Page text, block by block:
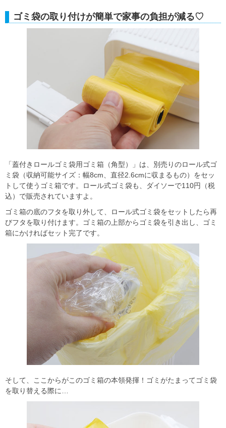
ゴミ袋の取り付けが簡単で家事の負担が減る♡
「蓋付きロールゴミ袋用ゴミ箱（角型）」は、別売りのロール式ゴ
ミ袋（収納可能サイズ：幅8cm、直径2.6cmに収まるもの）をセッ
トして使うゴミ箱です。ロール式ゴミ袋も、ダイソーで110円（税
込）で販売されていますよ。
ゴミ箱の底のフタを取り外して、ロール式ゴミ袋をセットしたら再
びフタを取り付けます。ゴミ箱の上部からゴミ袋を引き出し、ゴミ
箱にかければセット完了です。
そして、ここからがこのゴミ箱の本領発揮！ゴミがたまってゴミ袋
を取り替える際に…